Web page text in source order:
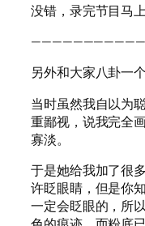
没错，录完节目马
另外和大家八卦一
当时虽然我自以为
重鄙视，说我完全
寡淡。
于是她给我加了很
许眨眼睛，但是你
一定会眨眼的，所